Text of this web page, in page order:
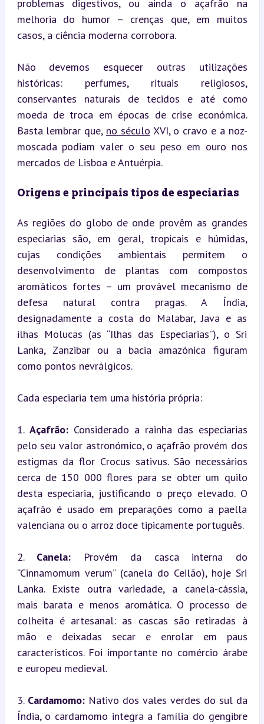
problemas digestivos, ou ainda o açafrão na
melhoria do humor – crenças que, em muitos
casos, a ciência moderna corrobora.
Não devemos esquecer outras utilizações
históricas: perfumes, rituais religiosos,
conservantes naturais de tecidos e até como
moeda de troca em épocas de crise económica.
Basta lembrar que, no século XVI, o cravo e a noz-
moscada podiam valer o seu peso em ouro nos
mercados de Lisboa e Antuérpia.
Origens e principais tipos de especiarias
As regiões do globo de onde provêm as grandes
especiarias são, em geral, tropicais e húmidas,
cujas condições ambientais permitem o
desenvolvimento de plantas com compostos
aromáticos fortes – um provável mecanismo de
defesa natural contra pragas. A Índia,
designadamente a costa do Malabar, Java e as
ilhas Molucas (as “Ilhas das Especiarias”), o Sri
Lanka, Zanzibar ou a bacia amazónica figuram
como pontos nevrálgicos.
Cada especiaria tem uma história própria:
1. Açafrão: Considerado a rainha das especiarias
pelo seu valor astronómico, o açafrão provém dos
estigmas da flor Crocus sativus. São necessários
cerca de 150 000 flores para se obter um quilo
desta especiaria, justificando o preço elevado. O
açafrão é usado em preparações como a paella
valenciana ou o arroz doce tipicamente português.
2. Canela: Provém da casca interna do
“Cinnamomum verum” (canela do Ceilão), hoje Sri
Lanka. Existe outra variedade, a canela-cássia,
mais barata e menos aromática. O processo de
colheita é artesanal: as cascas são retiradas à
mão e deixadas secar e enrolar em paus
característicos. Foi importante no comércio árabe
e europeu medieval.
3. Cardamomo: Nativo dos vales verdes do sul da
Índia, o cardamomo integra a família do gengibre